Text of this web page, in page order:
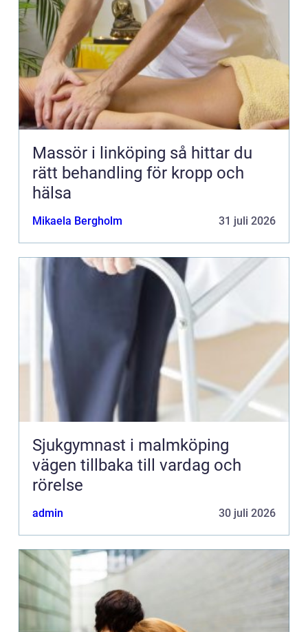
Massör i linköping så hittar du
rätt behandling för kropp och
hälsa
Mikaela Bergholm 31 juli 2026
Sjukgymnast i malmköping
vägen tillbaka till vardag och
rörelse
admin 30 juli 2026